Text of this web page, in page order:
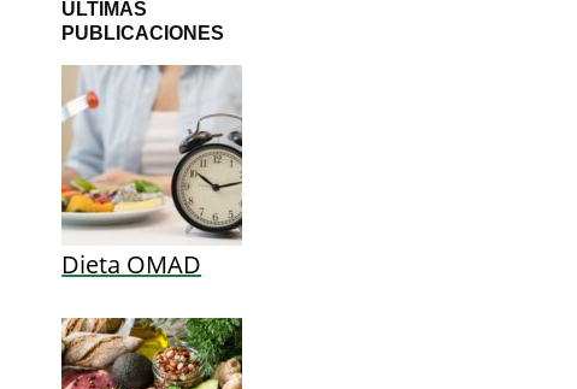
ÚLTIMAS
PUBLICACIONES
Dieta OMAD